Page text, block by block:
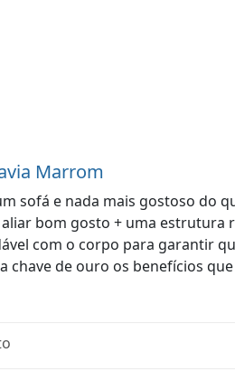
Marrom
sofá e nada mais gostoso do
bom gosto + uma
com o corpo para garantir
de ouro os benefícios